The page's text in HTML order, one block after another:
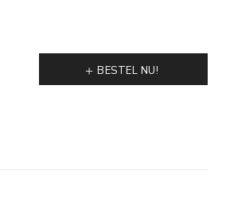
BESTEL NU!